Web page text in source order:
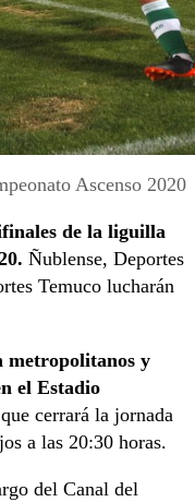
Ascenso 2020
de la liguilla
Ñublense, Deportes
Temuco lucharán
metropolitanos y
el Estadio
cerrará la jornada
a las 20:30 horas.
del Canal del